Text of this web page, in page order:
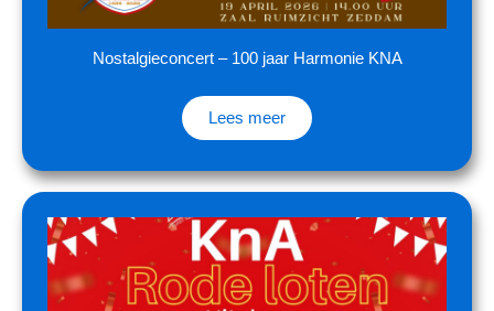
Nostalgieconcert – 100 jaar Harmonie KNA
Lees meer